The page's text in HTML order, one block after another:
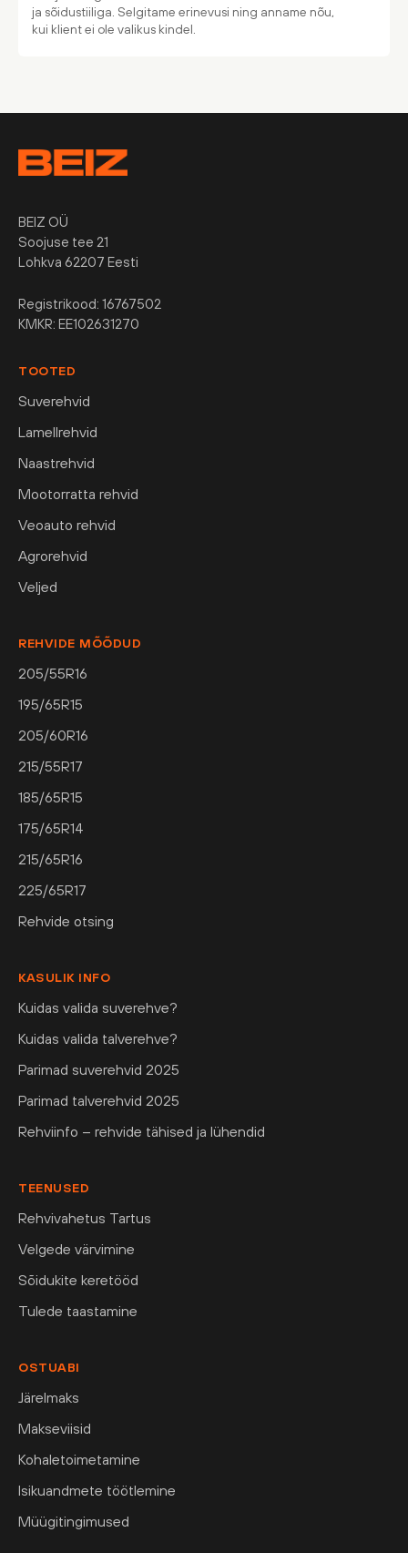
ja sõidustiiliga. Selgitame erinevusi ning anname nõu,
kui klient ei ole valikus kindel.
BEIZ OÜ
Soojuse tee 21
Lohkva 62207 Eesti
Registrikood: 16767502
KMKR: EE102631270
TOOTED
Suverehvid
Lamellrehvid
Naastrehvid
Mootorratta rehvid
Veoauto rehvid
Agrorehvid
Veljed
REHVIDE MÕÕDUD
205/55R16
195/65R15
205/60R16
215/55R17
185/65R15
175/65R14
215/65R16
225/65R17
Rehvide otsing
KASULIK INFO
Kuidas valida suverehve?
Kuidas valida talverehve?
Parimad suverehvid 2025
Parimad talverehvid 2025
Rehviinfo – rehvide tähised ja lühendid
TEENUSED
Rehvivahetus Tartus
Velgede värvimine
Sõidukite keretööd
Tulede taastamine
OSTUABI
Järelmaks
Makseviisid
Kohaletoimetamine
Isikuandmete töötlemine
Müügitingimused